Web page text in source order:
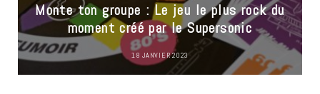
Monte ton groupe : Le jeu le plus rock du
moment créé par le Supersonic
18 JANVIER 2023